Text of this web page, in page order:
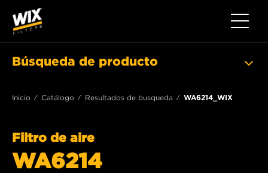
Toggle
Búsqueda de producto
Inicio Catálogo Resultados de busqueda WA6214_WIX
Filtro de aire
WA6214